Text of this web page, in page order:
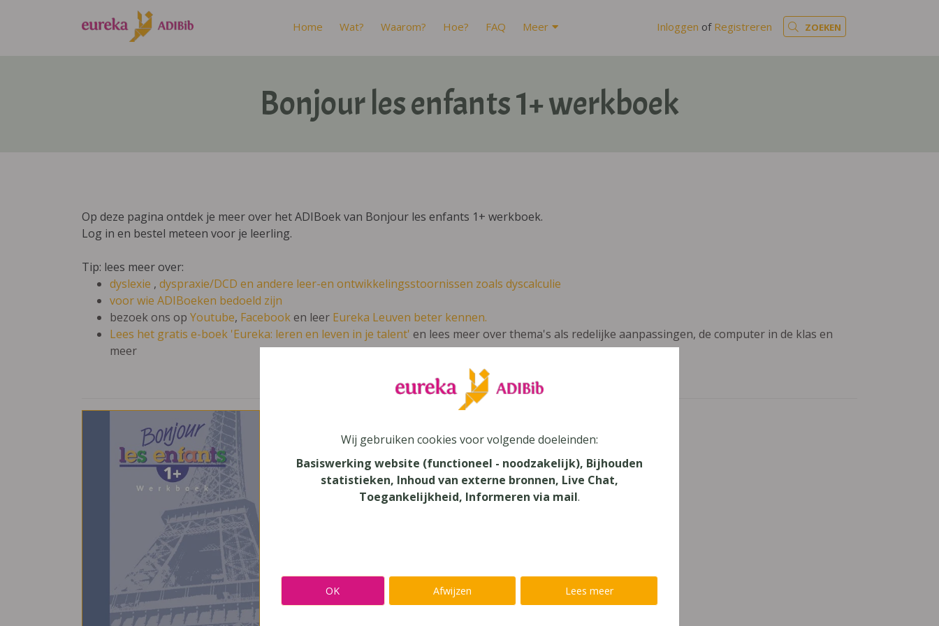
Home Wat? Waarom? Hoe? FAQ Meer Inloggen of Registreren ZOEKEN
Bonjour les enfants 1+ werkboek
Op deze pagina ontdek je meer over het ADIBoek van Bonjour les enfants 1+ werkboek.
Log in en bestel meteen voor je leerling.
Tip: lees meer over:
dyslexie , dyspraxie/DCD en andere leer-en ontwikkelingsstoornissen zoals dyscalculie
voor wie ADIBoeken bedoeld zijn
bezoek ons op Youtube, Facebooken leer Eureka Leuven beter kennen.
Lees het gratis e-boek 'Eureka: leren en leven in je talent' en lees meer over thema's als redelijke aanpassingen, de computer in de klas en
meer
Frans
Uitgeverij
Die Keure
Wij gebruiken cookies voor volgende doeleinden:
Basiswerking website (functioneel - noodzakelijk), Bijhouden
statistieken, Inhoud van externe bronnen, Live Chat,
Toegankelijkheid, Informeren via mail.
OK Afwijzen Lees meer